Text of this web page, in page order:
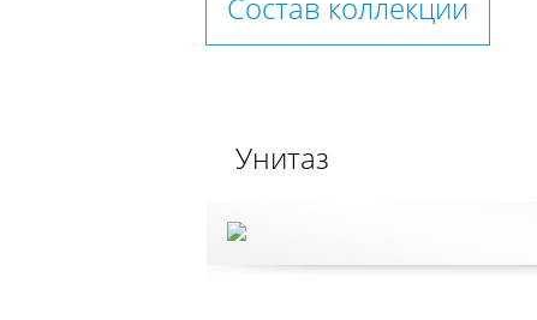
Унитаз